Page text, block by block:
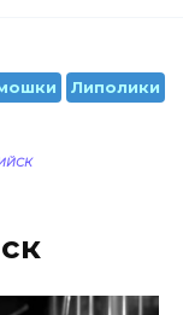
Липолики